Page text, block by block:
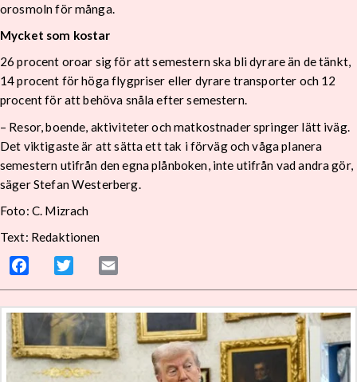
orosmoln för många.
Mycket som kostar
26 procent oroar sig för att semestern ska bli dyrare än de tänkt,
14 procent för höga flygpriser eller dyrare transporter och 12
procent för att behöva snåla efter semestern.
– Resor, boende, aktiviteter och matkostnader springer lätt iväg.
Det viktigaste är att sätta ett tak i förväg och våga planera
semestern utifrån den egna plånboken, inte utifrån vad andra gör,
säger Stefan Westerberg.
Foto: C. Mizrach
Text: Redaktionen
Facebook Twitter